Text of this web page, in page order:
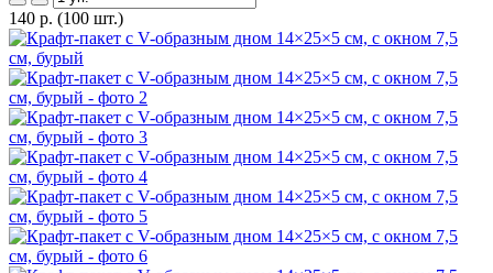
140 р. (100 шт.)